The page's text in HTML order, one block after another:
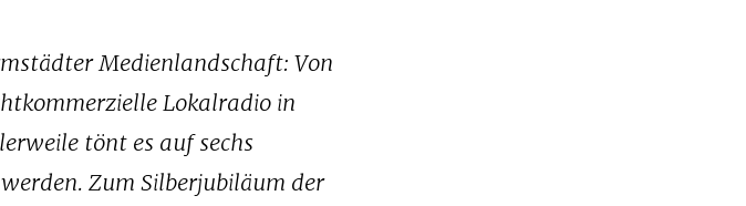
Medienlandschaft: Von
Lokalradio in
tönt es auf sechs
Zum Silberjubiläum der